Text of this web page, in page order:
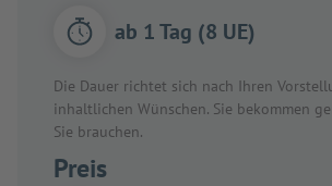
ab 1 Tag (8 UE)
Die Dauer richtet sich nach Ihren
inhaltlichen Wünschen. Sie bekommen
Sie brauchen.
Preis